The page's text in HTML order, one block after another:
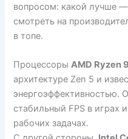
вопросом: какой лучше
смотреть на
в топе.
ПроцессорыAMD Ryzen
архитектуре Zen 5 и
энергоэффективностью.
стабильный FPS в играх
рабочих задачах.